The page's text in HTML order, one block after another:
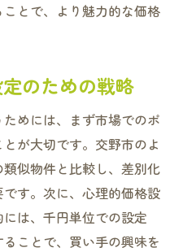
とで、より魅力的な価格
のための戦略
めには、まず市場でのポ
が大切です。交野市のよ
似物件と比較し、差別化
す。次に、心理的価格設
は、千円単位での設定
ことで、買い手の興味を